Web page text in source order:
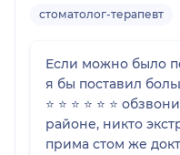
стоматолог-терапевт
Если можно было
я бы поставил
⭐️ ⭐️ ⭐️ ⭐️ ⭐️ ⭐️ обзвонил все клиники в нашем
районе, никто
прима стом же